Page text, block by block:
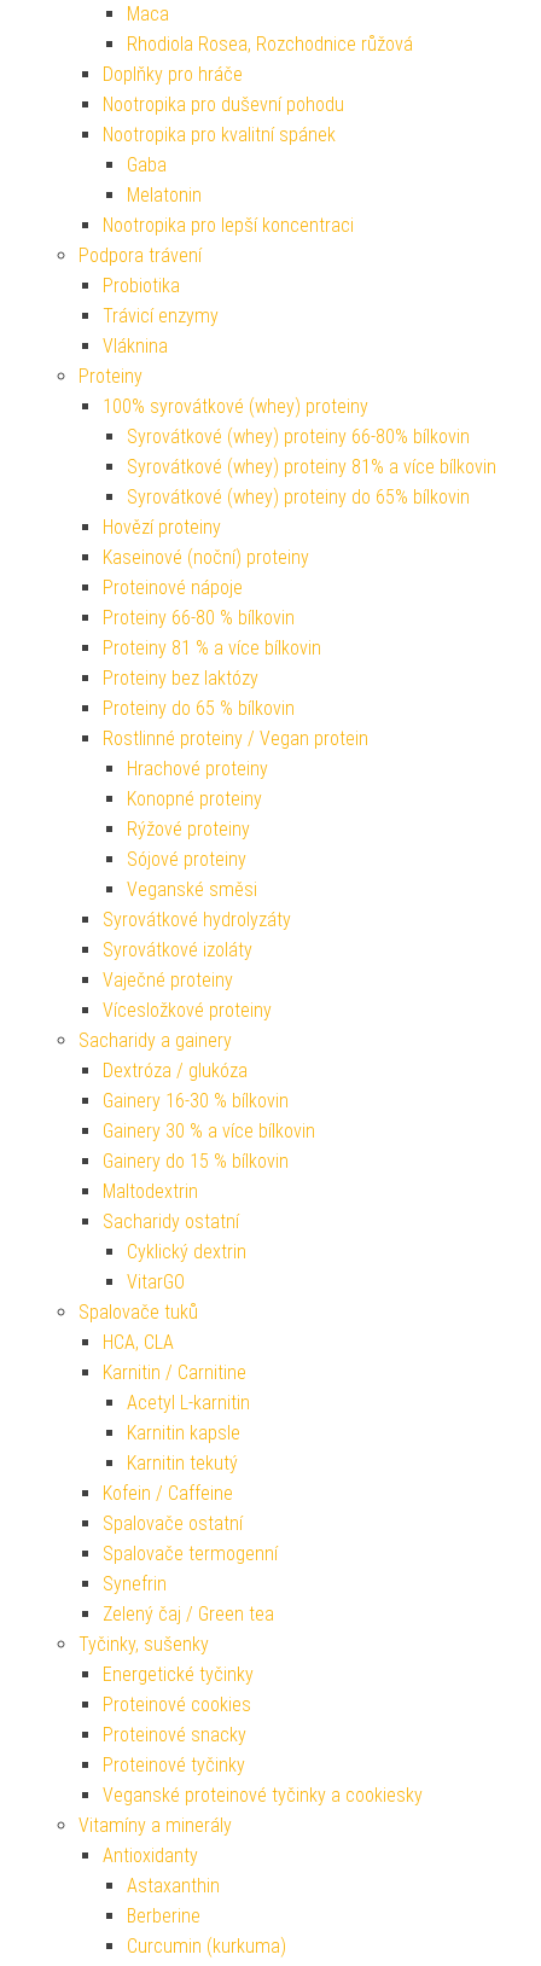
Maca
Rhodiola Rosea, Rozchodnice růžová
Doplňky pro hráče
Nootropika pro duševní pohodu
Nootropika pro kvalitní spánek
Gaba
Melatonin
Nootropika pro lepší koncentraci
Podpora trávení
Probiotika
Trávicí enzymy
Vláknina
Proteiny
100% syrovátkové (whey) proteiny
Syrovátkové (whey) proteiny 66-80% bílkovin
Syrovátkové (whey) proteiny 81% a více bílkovin
Syrovátkové (whey) proteiny do 65% bílkovin
Hovězí proteiny
Kaseinové (noční) proteiny
Proteinové nápoje
Proteiny 66-80 % bílkovin
Proteiny 81 % a více bílkovin
Proteiny bez laktózy
Proteiny do 65 % bílkovin
Rostlinné proteiny / Vegan protein
Hrachové proteiny
Konopné proteiny
Rýžové proteiny
Sójové proteiny
Veganské směsi
Syrovátkové hydrolyzáty
Syrovátkové izoláty
Vaječné proteiny
Vícesložkové proteiny
Sacharidy a gainery
Dextróza / glukóza
Gainery 16-30 % bílkovin
Gainery 30 % a více bílkovin
Gainery do 15 % bílkovin
Maltodextrin
Sacharidy ostatní
Cyklický dextrin
VitarGO
Spalovače tuků
HCA, CLA
Karnitin / Carnitine
Acetyl L-karnitin
Karnitin kapsle
Karnitin tekutý
Kofein / Caffeine
Spalovače ostatní
Spalovače termogenní
Synefrin
Zelený čaj / Green tea
Tyčinky, sušenky
Energetické tyčinky
Proteinové cookies
Proteinové snacky
Proteinové tyčinky
Veganské proteinové tyčinky a cookiesky
Vitamíny a minerály
Antioxidanty
Astaxanthin
Berberine
Curcumin (kurkuma)